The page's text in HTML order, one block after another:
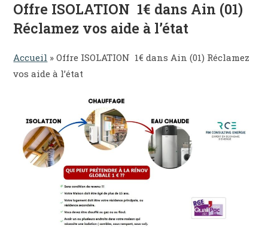
Offre ISOLATION 1€ dans Ain (01)
Réclamez vos aide à l’état
Accueil » Offre ISOLATION 1€ dans Ain (01) Réclamez
vos aide à l’état